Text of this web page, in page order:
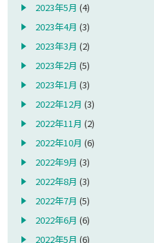
2023年5月 (4)
2023年4月 (3)
2023年3月 (2)
2023年2月 (5)
2023年1月 (3)
2022年12月 (3)
2022年11月 (2)
2022年10月 (6)
2022年9月 (3)
2022年8月 (3)
2022年7月 (5)
2022年6月 (6)
2022年5月 (6)